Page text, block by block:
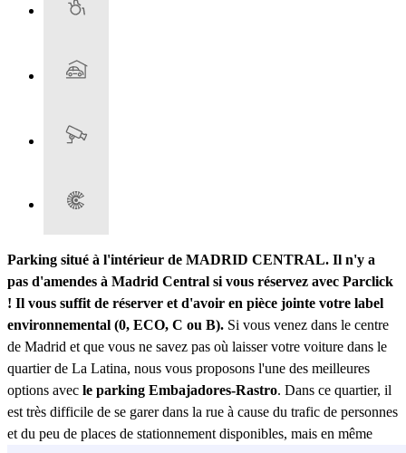
Parking situé à l'intérieur de MADRID CENTRAL. Il n'y a
pas d'amendes à Madrid Central si vous réservez avec Parclick
! Il vous suffit de réserver et d'avoir en pièce jointe votre label
environnemental (0, ECO, C ou B). Si vous venez dans le centre
de Madrid et que vous ne savez pas où laisser votre voiture dans le
quartier de La Latina, nous vous proposons l'une des meilleures
options avec le parking Embajadores-Rastro. Dans ce quartier, il
est très difficile de se garer dans la rue à cause du trafic de personnes
et du peu de places de stationnement disponibles, mais en même